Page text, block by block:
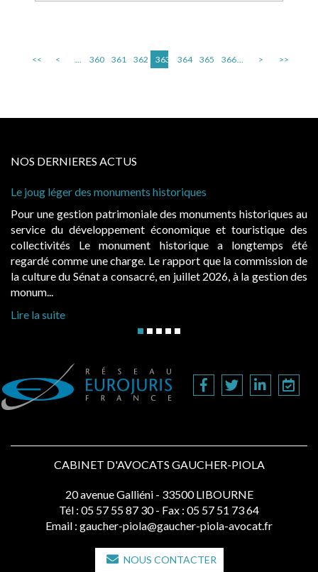
<< < ... 360 361 362 363 364 365 366... > >>
NOS DERNIERES ACTUS
historiques
des monuments historiques au
économique et touristique des
historique a longtemps été
Le rapport que la commission de
en juillet 2026, à la gestion des
Cabines de plage : le juge
Evocatrices des bains de
également un beau sujet
public, elles donnent lieu
d’occupation. Saisies par
CABINET D'AVOCATS GAUCHER-PIOLA
20 avenue Galliéni - 33500 LIBOURNE
Tél : 05 57 55 87 30 - Fax : 05 57 51 73 64
Email : gaucher-piola@gaucher-piola-avocat.fr
NOUS CONTACTER